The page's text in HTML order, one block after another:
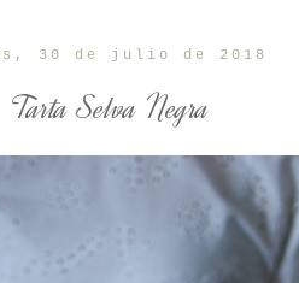
30 de julio de 2018
Tarta Selva Negra